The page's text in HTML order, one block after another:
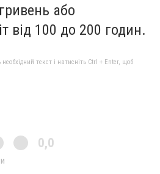
або
від 100 до 200 годин.
текст і натисніть Ctrl + Enter, щоб
0,0